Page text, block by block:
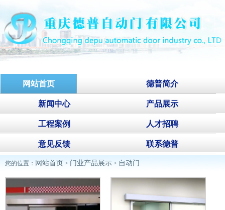
网站首页 德普简介
新闻中心 产品展示
工程案例 人才招聘
意见反馈 联系德普
您的位置： 网站首页 > 门业产品展示 > 自动门